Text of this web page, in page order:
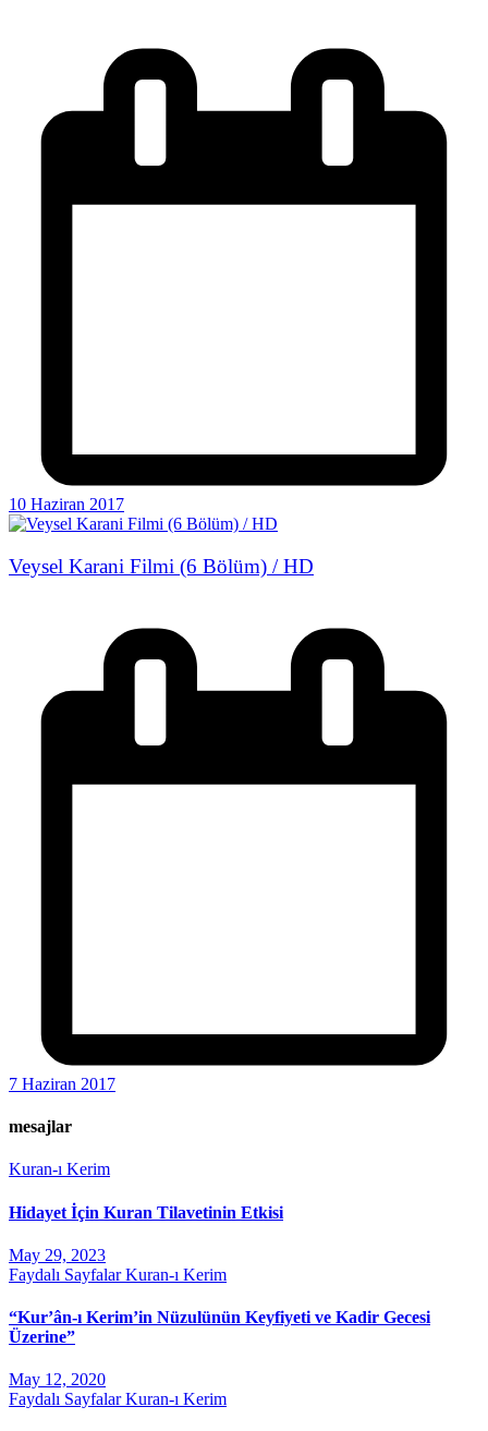
10 Haziran 2017
Veysel Karani Filmi (6 Bölüm) / HD
7 Haziran 2017
mesajlar
Kuran-ı Kerim
Hidayet İçin Kuran Tilavetinin Etkisi
May 29, 2023
Faydalı SayfalarKuran-ı Kerim
“Kur’ân-ı Kerim’in Nüzulünün Keyfiyeti ve Kadir Gecesi
Üzerine”
May 12, 2020
Faydalı SayfalarKuran-ı Kerim